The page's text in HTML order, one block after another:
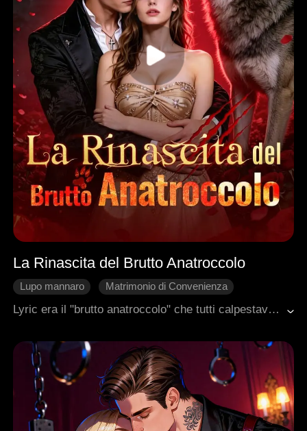
La Rinascita del Brutto Anatroccolo
Lupo mannaro
Matrimonio di Convenienza
Lyric era il "brutto anatroccolo" che tutti calpestavano. Il suo ex la usò e la gettò via, la sua famiglia la trattava come spazzatura. Persino la notte con un uomo misterioso cinque anni fa le costò i gemelli che non ha mai potuto stringere. Ora, le cicatrici sono sparite, la bellezza è sbocciata, ed è costretta in un matrimonio di convenienza con l'Alpha più potente e freddo, Jaris. Ma Lyric possiede un potere proibito, e un'organizzazione segreta la vuole morta. Deve guarire suo figlio morente, combattere contro le macchinazioni della sua falsa madre, e far sì che quell'Alpha che non ha mai amato nessuno si dedichi a lei. Lui non ha firmato il contratto per lei, ma sta per perdere comunque.